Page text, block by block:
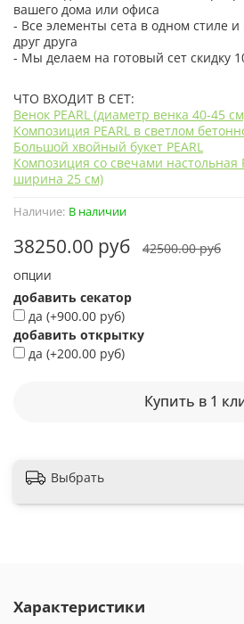
Наличие: В наличии
38250.00 руб 42500.00 руб
Купить в 1
ОПЦИИ
добавить секатор
да (+900.00 руб)
добавить открытку
да (+200.00 руб)
вашего дома или офиса
- Все элементы сета в одном стиле
друг друга
- Мы делаем на готовый сет скидку
ЧТО ВХОДИТ В СЕТ:
Венок PEARL (диаметр венка 40-45
Композиция PEARL в светлом
Большой хвойный букет PEARL
Композиция со свечами настольная
ширина 25 см)
Выбрать
Характеристики